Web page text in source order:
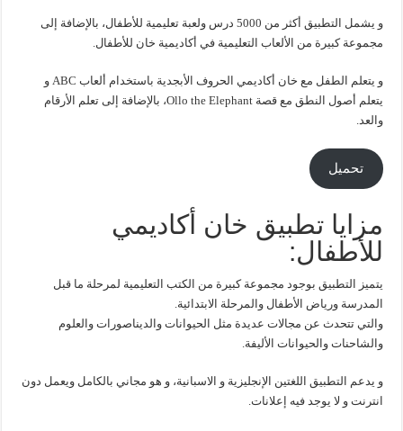
و يشمل التطبيق أكثر من 5000 درس ولعبة تعليمية للأطفال، بالإضافة إلى
مجموعة كبيرة من الألعاب التعليمية في أكاديمية خان للأطفال.
و يتعلم الطفل مع خان أكاديمي الحروف الأبجدية باستخدام ألعاب ABC و
يتعلم أصول النطق مع قصة Ollo the Elephant، بالإضافة إلى تعلم الأرقام
والعد.
تحميل
مزايا تطبيق خان أكاديمي
للأطفال:
يتميز التطبيق بوجود مجموعة كبيرة من الكتب التعليمية لمرحلة ما قبل
المدرسة ورياض الأطفال والمرحلة الابتدائية.
والتي تتحدث عن مجالات عديدة مثل الحيوانات والديناصورات والعلوم
والشاحنات والحيوانات الأليفة.
و يدعم التطبيق اللغتين الإنجليزية و الاسبانية، و هو مجاني بالكامل ويعمل دون
انترنت و لا يوجد فيه إعلانات.